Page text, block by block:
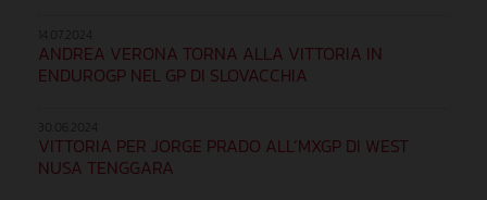
ANDREA VERONA TORNA ALLA VITTORIA IN
ENDUROGP NEL GP DI SLOVACCHIA
VITTORIA PER JORGE PRADO ALL’MXGP DI WEST
NUSA TENGGARA